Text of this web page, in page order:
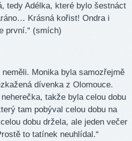
tedy Adélka, které bylo šestnáct
Krásná kořist! Ondra i
první.“ (smích)
neměli. Monika byla samozřejmě
dívenka z Olomouce.
takže byla celou dobu
tam pobýval celou dobu na
dobu držela, ale jeden večer
to tatínek neuhlídal.“